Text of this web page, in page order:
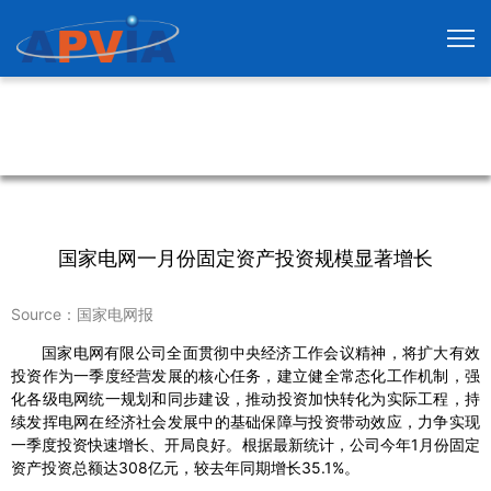
国家电网一月份固定资产投资规模显著增长
Source：国家电网报
国家电网有限公司全面贯彻中央经济工作会议精神，将扩大有效
投资作为一季度经营发展的核心任务，建立健全常态化工作机制，强
化各级电网统一规划和同步建设，推动投资加快转化为实际工程，持
续发挥电网在经济社会发展中的基础保障与投资带动效应，力争实现
一季度投资快速增长、开局良好。根据最新统计，公司今年1月份固定
资产投资总额达308亿元，较去年同期增长35.1%。